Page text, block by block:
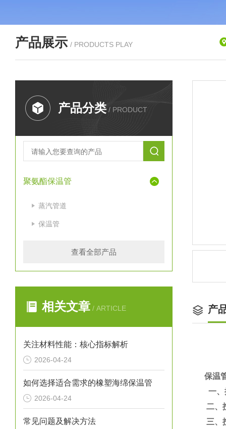
产品展示 / PRODUCTS PLAY
产品分类 / PRODUCT
聚氨酯保温管
蒸汽管道
保温管
查看全部产品
相关文章 / ARTICLE
关注材料性能：核心指标解析
2026-04-24
如何选择适合需求的橡塑海绵保温管
2026-04-24
常见问题及解决方法
产
保温
一、
二、
三、